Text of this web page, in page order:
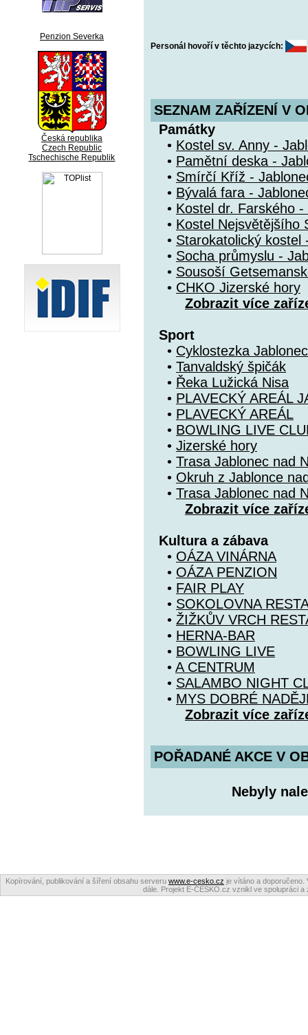
Penzion Severka
Česká republika
Czech Republic
Tschechische Republik
Personál hovoří v těchto jazycích:
SEZNAM ZAŘÍZENÍ V
Památky
• Kostel sv. Anny -
• Pamětní deska -
• Smírčí Kříž -
• Bývalá fara -
• Kostel dr. Farského
• Kostel Nejsvětějšího
• Starokatolický kostel
• Socha průmyslu -
• Sousoší
• CHKO Jizerské hory
Zobrazit více
Sport
• Cyklostezka
• Tanvaldský špičák
• Řeka Lužická Nisa
• PLAVECKÝ AREÁL
• PLAVECKÝ AREÁL
• BOWLING LIVE
• Jizerské hory
• Trasa Jablonec nad
• Okruh z Jablonce
• Trasa Jablonec nad
Zobrazit více
Kultura a zábava
• OÁZA VINÁRNA
• OÁZA PENZION
• FAIR PLAY
• SOKOLOVNA
• ŽIŽKŮV VRCH
• HERNA-BAR
• BOWLING LIVE
• A CENTRUM
• SALAMBO NIGHT
• MYS DOBRÉ
Zobrazit více
POŘADANÉ AKCE V
Nebyly
Kopírování, publikování a šíření obsahu serveru www.e-cesko.cz je vítáno a doporučeno.
dále. Projekt E-ČESKO.cz vznikl ve spolupráci